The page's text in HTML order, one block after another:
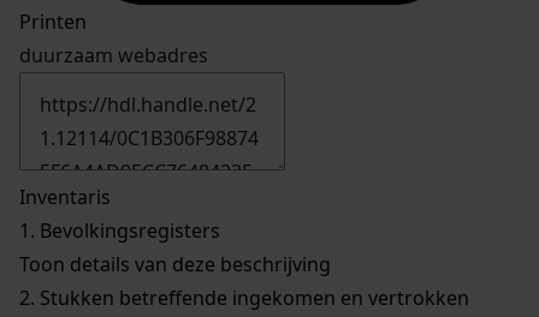
Printen
duurzaam webadres
Inventaris
1. Bevolkingsregisters
Toon details van deze beschrijving
2. Stukken betreffende ingekomen en vertrokken